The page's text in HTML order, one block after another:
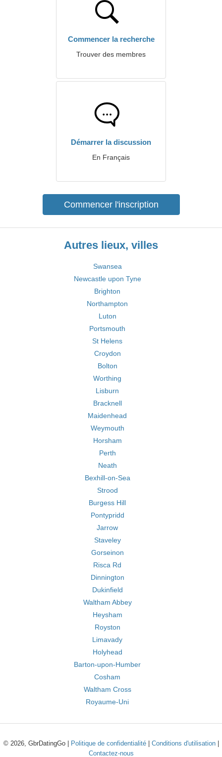
Commencer la recherche
Trouver des membres
Démarrer la discussion
En Français
Commencer l'inscription
Autres lieux, villes
Swansea
Newcastle upon Tyne
Brighton
Northampton
Luton
Portsmouth
St Helens
Croydon
Bolton
Worthing
Lisburn
Bracknell
Maidenhead
Weymouth
Horsham
Perth
Neath
Bexhill-on-Sea
Strood
Burgess Hill
Pontypridd
Jarrow
Staveley
Gorseinon
Risca Rd
Dinnington
Dukinfield
Waltham Abbey
Heysham
Royston
Limavady
Holyhead
Barton-upon-Humber
Cosham
Waltham Cross
Royaume-Uni
© 2026, GbrDatingGo | Politique de confidentialité| Conditions d'utilisation|
Contactez-nous